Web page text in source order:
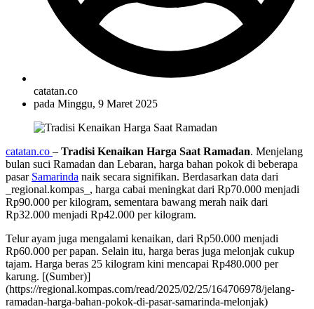
catatan.co
pada Minggu, 9 Maret 2025
catatan.co – TradisiKenaikan Harga Saat Ramadan. Menjelang
bulan suci Ramadan dan Lebaran, harga bahan pokok di beberapa
pasar Samarinda naik secara signifikan. Berdasarkan data dari
_regional.kompas_, harga cabai meningkat dari Rp70.000 menjadi
Rp90.000 per kilogram, sementara bawang merah naik dari
Rp32.000 menjadi Rp42.000 per kilogram.
Telur ayam juga mengalami kenaikan, dari Rp50.000 menjadi
Rp60.000 per papan. Selain itu, harga beras juga melonjak cukup
tajam. Harga beras 25 kilogram kini mencapai Rp480.000 per
karung. [(Sumber)]
(https://regional.kompas.com/read/2025/02/25/164706978/jelang-
ramadan-harga-bahan-pokok-di-pasar-samarinda-melonjak)